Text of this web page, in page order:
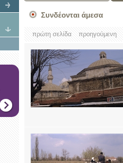
Συνδέονται άμεσα
πρώτη σελίδα προηγούμενη